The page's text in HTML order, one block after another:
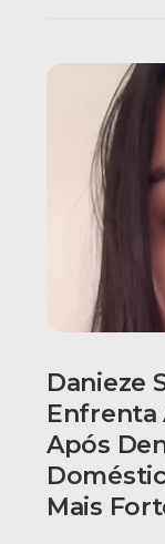
Danieze
Enfrenta
Após
Mais